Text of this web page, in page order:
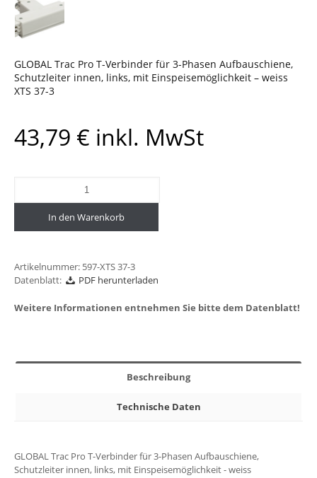
GLOBAL Trac Pro T-Verbinder für 3-Phasen Aufbauschiene,
Schutzleiter innen, links, mit Einspeisemöglichkeit – weiss
XTS 37-3
43,79 € inkl. MwSt
In den Warenkorb
Artikelnummer: 597-XTS 37-3
Datenblatt:
PDF herunterladen
Weitere Informationen entnehmen Sie bitte dem Datenblatt!
Beschreibung
Technische Daten
GLOBAL Trac Pro T-Verbinder für 3-Phasen Aufbauschiene,
Schutzleiter innen, links, mit Einspeisemöglichkeit - weiss